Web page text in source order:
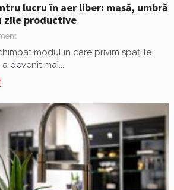
lucru în aer liber: masă, umbră
zile productive
modul în care privim spațiile
devenit mai...